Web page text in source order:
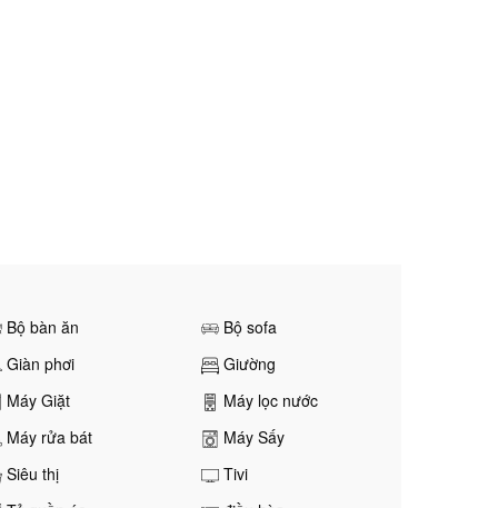
Bộ bàn ăn
Bộ sofa
Giàn phơi
Giường
Máy Giặt
Máy lọc nước
Máy rửa bát
Máy Sấy
Siêu thị
Tivi